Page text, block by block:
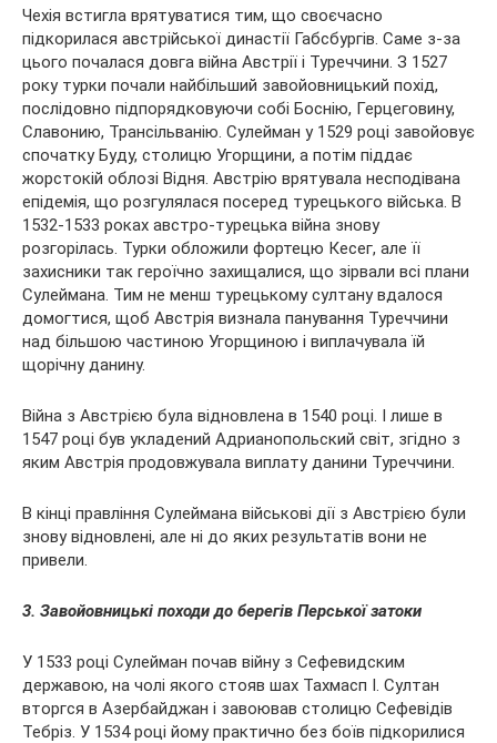
Чехія встигла врятуватися тим, що своєчасно
підкорилася австрійської династії Габсбургів. Саме з-за
цього почалася довга війна Австрії і Туреччини. З 1527
року турки почали найбільший завойовницький похід,
послідовно підпорядковуючи собі Боснію, Герцеговину,
Славонию, Трансільванію. Сулейман у 1529 році завойовує
спочатку Буду, столицю Угорщини, а потім піддає
жорстокій облозі Відня. Австрію врятувала несподівана
епідемія, що розгулялася посеред турецького війська. В
1532-1533 роках австро-турецька війна знову
розгорілась. Турки обложили фортецю Кесег, але її
захисники так героїчно захищалися, що зірвали всі плани
Сулеймана. Тим не менш турецькому султану вдалося
домогтися, щоб Австрія визнала панування Туреччини
над більшою частиною Угорщиною і виплачувала їй
щорічну данину.
Війна з Австрією була відновлена в 1540 році. І лише в
1547 році був укладений Адрианопольский світ, згідно з
яким Австрія продовжувала виплату данини Туреччини.
В кінці правління Сулеймана військові дії з Австрією були
знову відновлені, але ні до яких результатів вони не
привели.
3. Завойовницькі походи до берегів Перської затоки
У 1533 році Сулейман почав війну з Сефевидским
державою, на чолі якого стояв шах Тахмасп I. Султан
вторгся в Азербайджан і завоював столицю Сефевідів
Тебріз. У 1534 році йому практично без боїв підкорилися